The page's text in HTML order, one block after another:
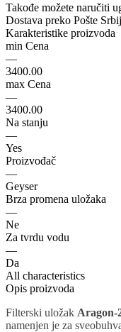
Takođe možete naručiti
Dostava preko Pošte
Karakteristike proizvoda
min Cena
—
3400.00
max Cena
—
3400.00
Na stanju
—
Yes
Proizvođač
—
Geyser
Brza promena uložaka
—
Ne
Za tvrdu vodu
—
Da
All characteristics
Opis proizvoda
Filterski uložak Aragon-
namenjen je za